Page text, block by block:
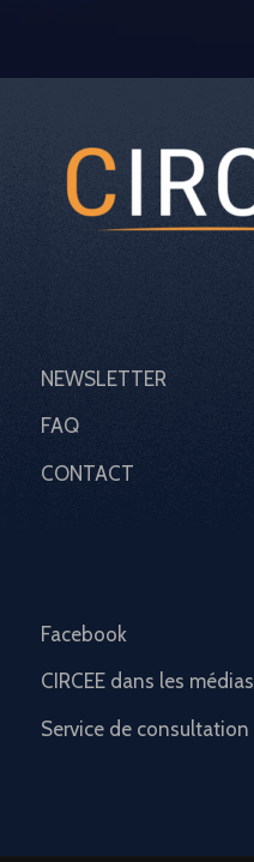
NEWSLETTER
FAQ
CONTACT
Facebook
CIRCEE dans les médias
Service de consultation